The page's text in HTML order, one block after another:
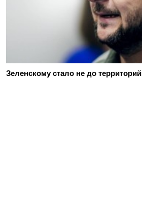
Зеленскому стало не до территорий